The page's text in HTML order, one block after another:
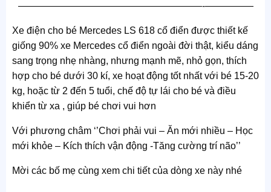
———————————————————-—————
Xe điện cho bé Mercedes LS 618 cổ điển được thiết kế
giống 90% xe Mercedes cổ điển ngoài đời thật, kiểu dáng
sang trọng nhẹ nhàng, nhưng mạnh mẽ, nhỏ gọn, thích
hợp cho bé dưới 30 kí, xe hoạt động tốt nhất với bé 15-20
kg, hoặc từ 2 đến 5 tuổi, chế độ tự lái cho bé và điều
khiển từ xa , giúp bé chơi vui hơn
Với phương châm ‘’Chơi phải vui – Ăn mới nhiều – Học
mới khỏe – Kích thích vận động -Tăng cường trí não’’
Mời các bố mẹ cùng xem chi tiết của dòng xe này nhé